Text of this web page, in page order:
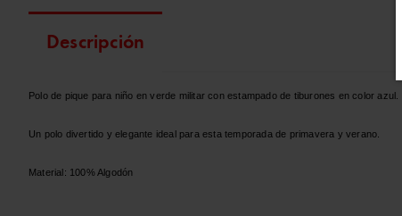
Descripción
Polo de pique para niño en verde militar con estampado de tiburones en color
Un polo divertido y elegante ideal para esta temporada de primavera y verano.
Material: 100% Algodón